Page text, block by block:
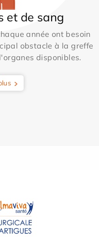
et de sang
année ont besoin
obstacle à la greffe
disponibles.